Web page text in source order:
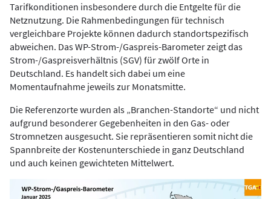
Tarifkonditionen insbesondere durch die Entgelte für die
Netznutzung. Die Rahmenbedingungen für technisch
vergleichbare Projekte können dadurch standortspezifisch
abweichen. Das WP-Strom-/Gaspreis-Barometer zeigt das
Strom-/Gaspreisverhältnis (SGV) für zwölf Orte in
Deutschland. Es handelt sich dabei um eine
Momentaufnahme jeweils zur Monatsmitte.
Die Referenzorte wurden als „Branchen-Standorte“ und nicht
aufgrund besonderer Gegebenheiten in den Gas- oder
Stromnetzen ausgesucht. Sie repräsentieren somit nicht die
Spannbreite der Kostenunterschiede in ganz Deutschland
und auch keinen gewichteten Mittelwert.